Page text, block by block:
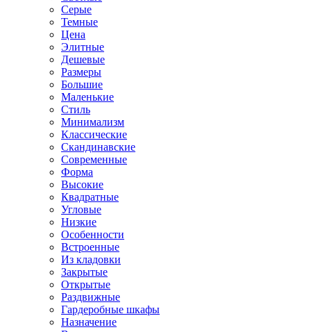
Серые
Темные
Цена
Элитные
Дешевые
Размеры
Большие
Маленькие
Стиль
Минимализм
Классические
Скандинавские
Современные
Форма
Высокие
Квадратные
Угловые
Низкие
Особенности
Встроенные
Из кладовки
Закрытые
Открытые
Раздвижные
Гардеробные шкафы
Назначение